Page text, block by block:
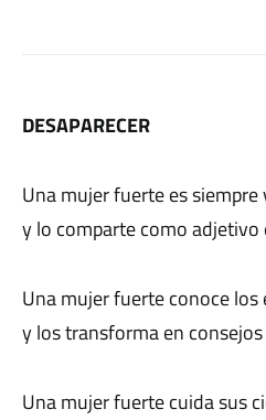
DESAPARECER
Una mujer fuerte es siempre
y lo comparte como adjetivo
Una mujer fuerte conoce
y los transforma en
Una mujer fuerte cuida sus